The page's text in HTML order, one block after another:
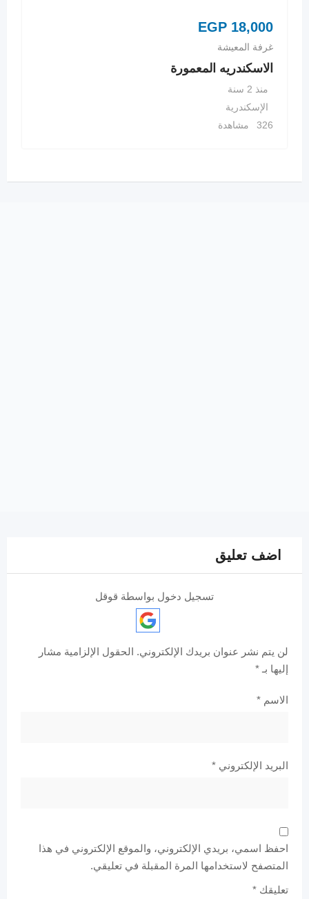
EGP 18,000
غرفة المعيشة
الاسكندريه المعمورة
منذ 2 سنة
الإسكندرية
326 مشاهدة
اضف تعليق
تسجيل دخول بواسطة قوقل
لن يتم نشر عنوان بريدك الإلكتروني. الحقول الإلزامية مشار
إليها بـ *
الاسم *
البريد الإلكتروني *
احفظ اسمي، بريدي الإلكتروني، والموقع الإلكتروني في هذا
المتصفح لاستخدامها المرة المقبلة في تعليقي.
تعليقك *